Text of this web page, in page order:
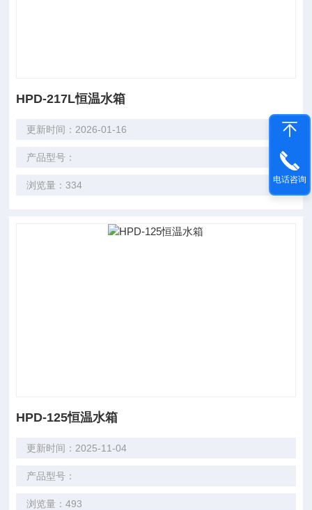
HPD-217L恒温水箱
更新时间：2026-01-16
产品型号：
浏览量：334
HPD-125恒温水箱
更新时间：2025-11-04
产品型号：
浏览量：493
电话咨询